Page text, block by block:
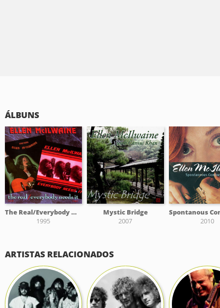
ÁLBUNS
The Real/Everybody Needs It
1995
Mystic Bridge
2007
2010
ARTISTAS RELACIONADOS